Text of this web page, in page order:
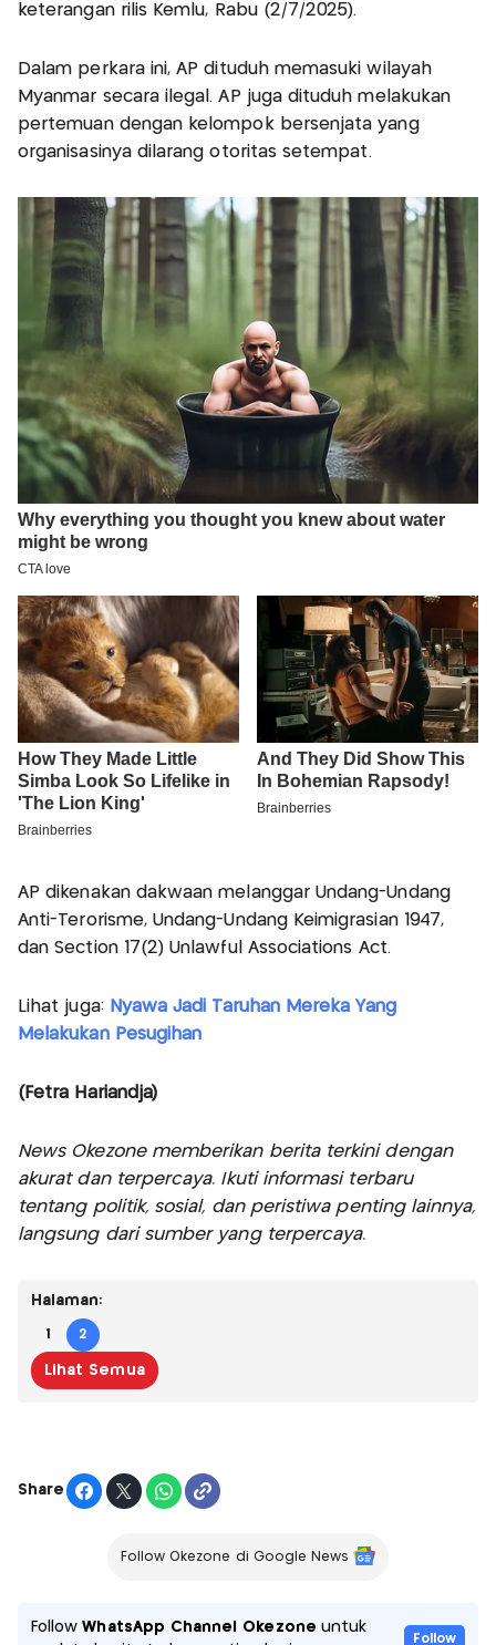
keterangan rilis Kemlu, Rabu (2/7/2025).
Dalam perkara ini, AP dituduh memasuki wilayah
Myanmar secara ilegal. AP juga dituduh melakukan
pertemuan dengan kelompok bersenjata yang
organisasinya dilarang otoritas setempat.
AP dikenakan dakwaan melanggar Undang-Undang
Anti-Terorisme, Undang-Undang Keimigrasian 1947,
dan Section 17(2) Unlawful Associations Act.
Lihat juga: Nyawa Jadi Taruhan Mereka Yang
Melakukan Pesugihan
(Fetra Hariandja)
News Okezone memberikan berita terkini dengan
akurat dan terpercaya. Ikuti informasi terbaru
tentang politik, sosial, dan peristiwa penting lainnya,
langsung dari sumber yang terpercaya.
Halaman:
1 2
Lihat Semua
Share
Follow Okezone di Google News
FollowWhatsApp Channel Okezone untuk
Follow